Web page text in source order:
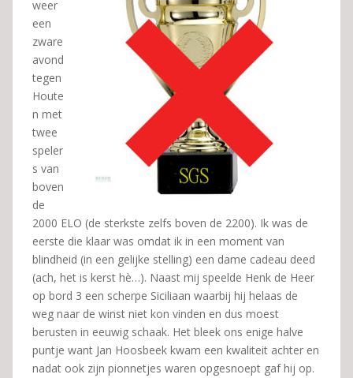
weer
een
zware
avond
tegen
Houte
n met
twee
speler
s van
boven
de
2000 ELO (de sterkste zelfs boven de 2200). Ik was de
eerste die klaar was omdat ik in een moment van
blindheid (in een gelijke stelling) een dame cadeau deed
(ach, het is kerst hè…). Naast mij speelde Henk de Heer
op bord 3 een scherpe Siciliaan waarbij hij helaas de
weg naar de winst niet kon vinden en dus moest
berusten in eeuwig schaak. Het bleek ons enige halve
puntje want Jan Hoosbeek kwam een kwaliteit achter en
nadat ook zijn pionnetjes waren opgesnoept gaf hij op.